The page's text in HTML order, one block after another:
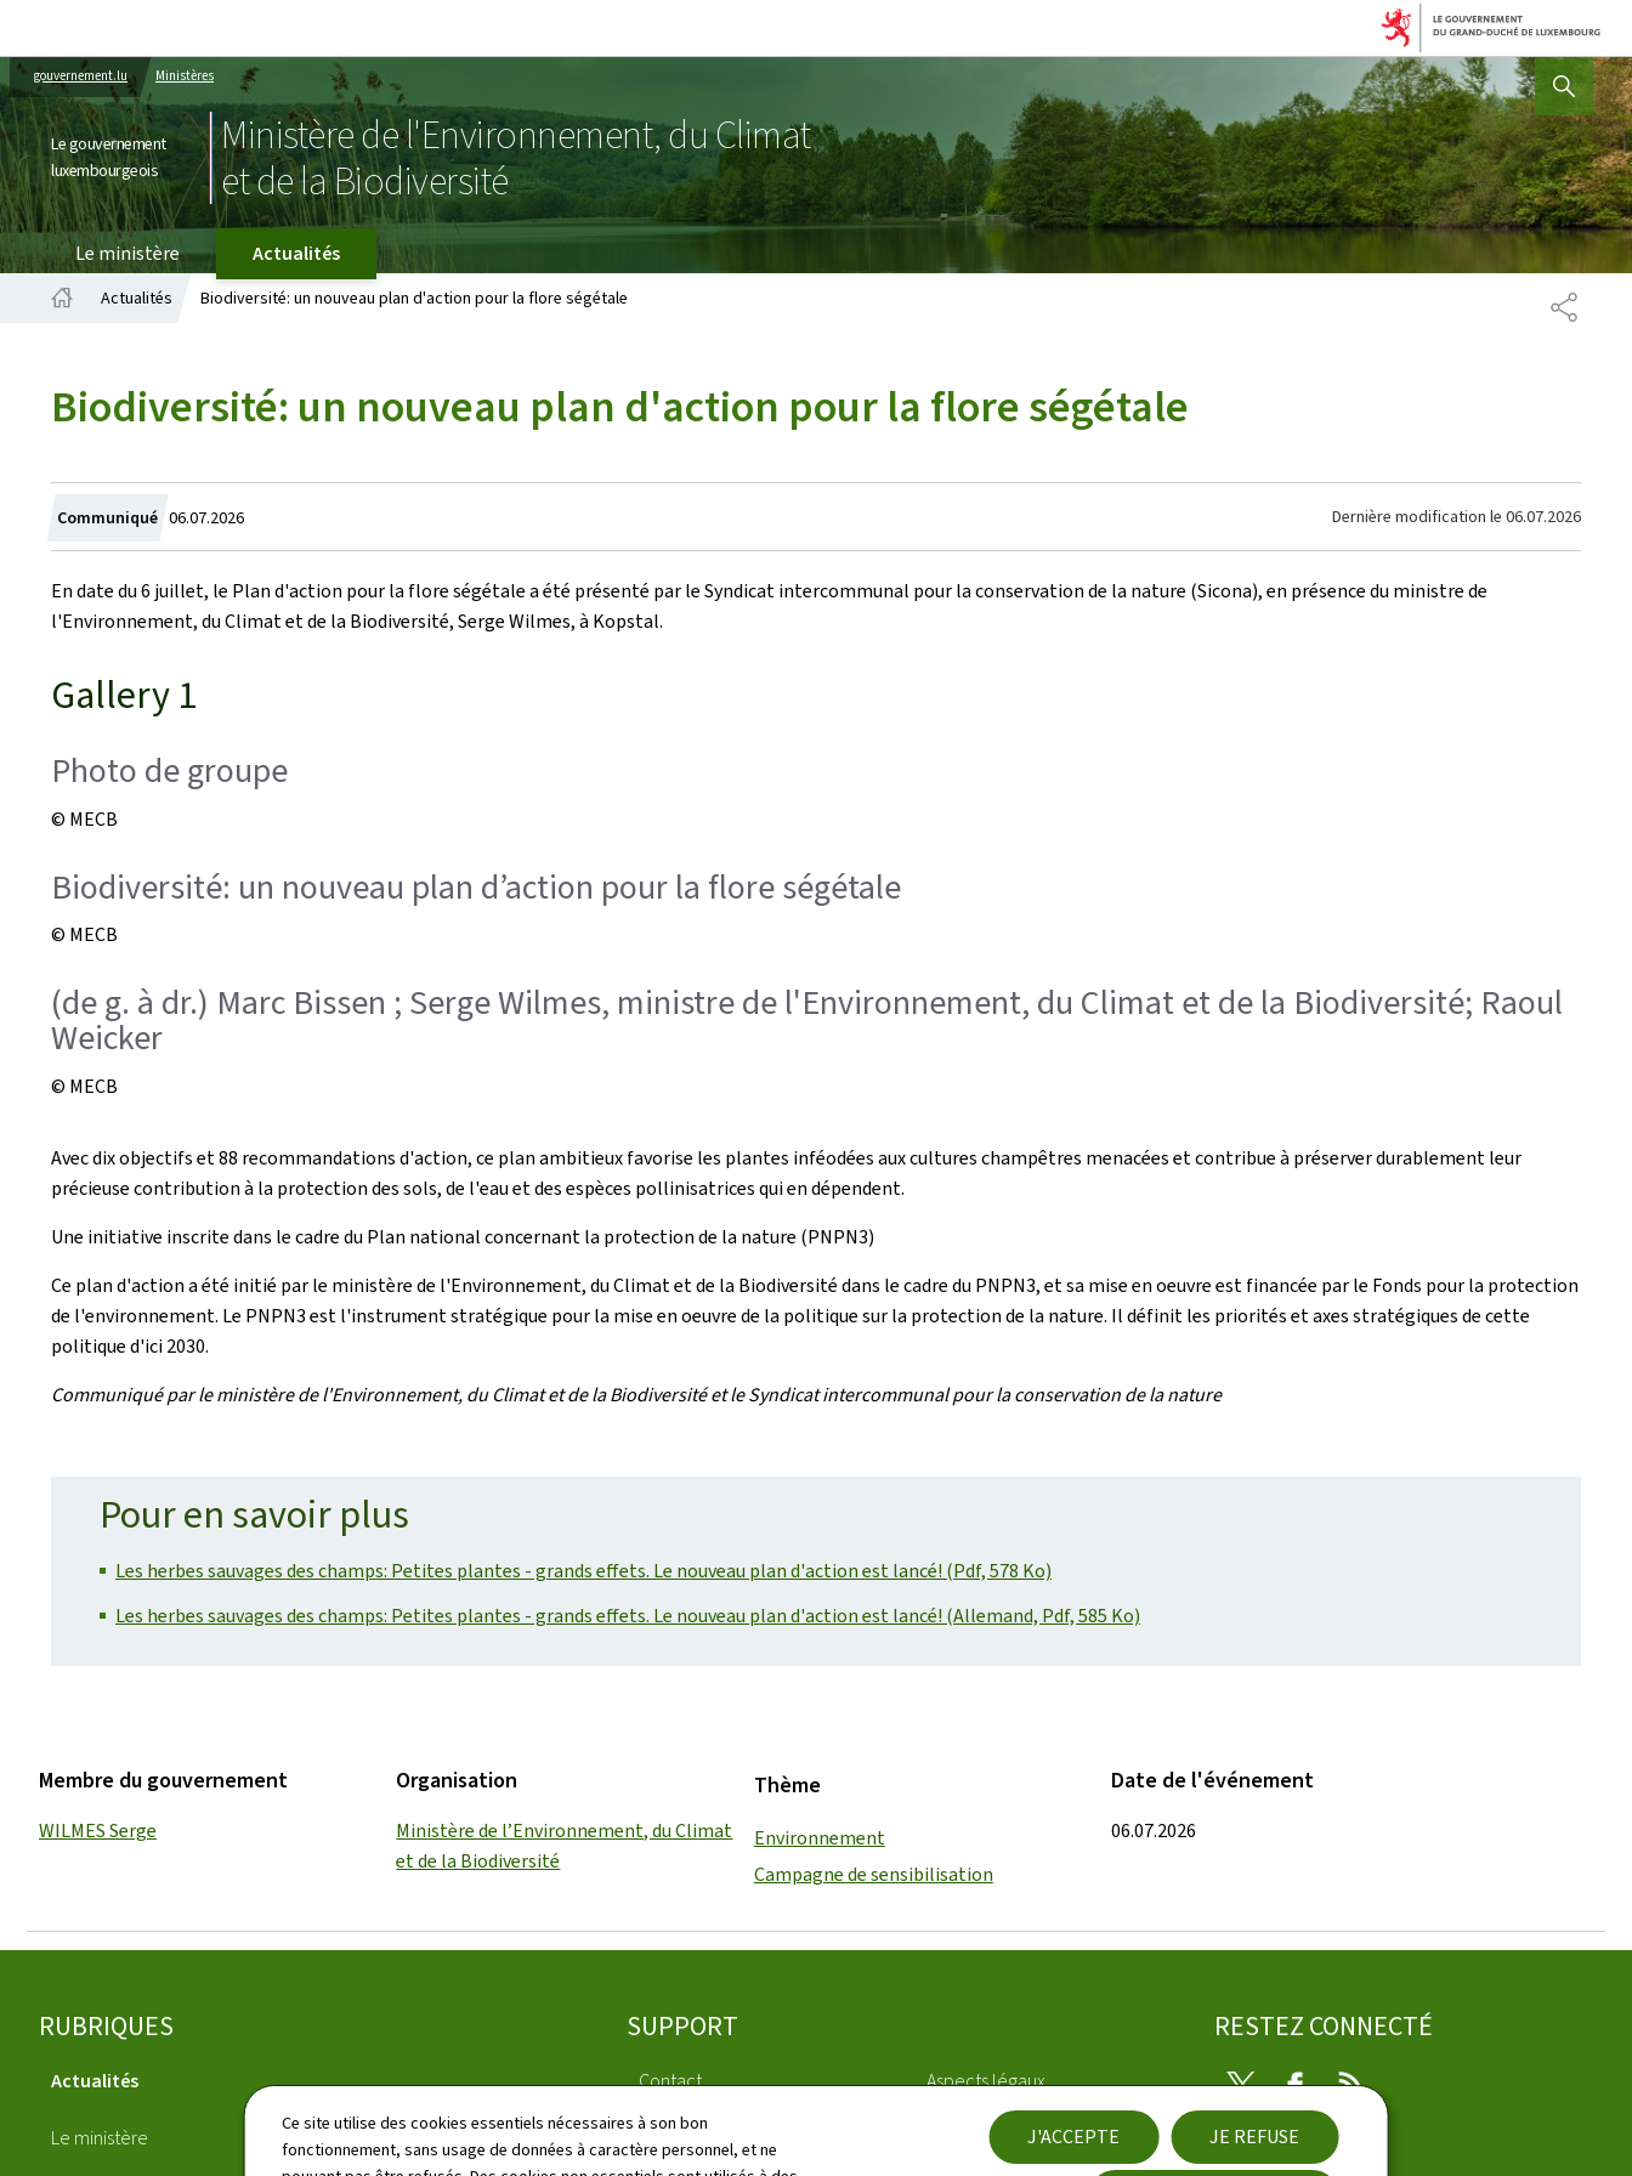
Ce site utilise des cookies essentiels nécessaires à son bon
fonctionnement, sans usage de données à caractère personnel, et ne
J'ACCEPTE JE REFUSE
gouvernement.lu Ministères
Le gouvernement
luxembourgeois
Ministère de l'Environnement, du Climat
et de la Biodiversité
AFFICHER / MASQUER
Le ministère
Actualités
Actualités Biodiversité: un nouveau plan d'action pour la flore ségétale
Biodiversité: un nouveau plan d'action pour la flore ségétale
Communiqué Crée
le
06.07.2026 Dernière modification le 06.07.2026
En date du 6 juillet, le Plan d'action pour la flore ségétale a été présenté par le Syndicat intercommunal pour la conservation de la nature (Sicona), en présence du ministre de
l'Environnement, du Climat et de la Biodiversité, Serge Wilmes, à Kopstal.
Gallery 1
Photo de groupe
© MECB
Biodiversité: un nouveau plan d’action pour la flore ségétale
© MECB
(de g. à dr.) Marc Bissen ; Serge Wilmes, ministre de l'Environnement, du Climat et de la Biodiversité; Raoul
Weicker
© MECB
Avec dix objectifs et 88 recommandations d'action, ce plan ambitieux favorise les plantes inféodées aux cultures champêtres menacées et contribue à préserver durablement leur
précieuse contribution à la protection des sols, de l'eau et des espèces pollinisatrices qui en dépendent.
Une initiative inscrite dans le cadre du Plan national concernant la protection de la nature (PNPN3)
Ce plan d'action a été initié par le ministère de l'Environnement, du Climat et de la Biodiversité dans le cadre du PNPN3, et sa mise en oeuvre est financée par le Fonds pour la protection
de l'environnement. Le PNPN3 est l'instrument stratégique pour la mise en oeuvre de la politique sur la protection de la nature. Il définit les priorités et axes stratégiques de cette
politique d'ici 2030.
Communiqué par le ministère de l'Environnement, du Climat et de la Biodiversité et le Syndicat intercommunal pour la conservation de la nature
Pour en savoir plus
Les herbes sauvages des champs: Petites plantes - grands effets. Le nouveau plan d'action est lancé! (Pdf, 578 Ko)
Les herbes sauvages des champs: Petites plantes - grands effets. Le nouveau plan d'action est lancé! (Allemand, Pdf, 585 Ko)
Membre du gouvernement
WILMES Serge
Organisation
Ministère de l’Environnement, du Climat
et de la Biodiversité
Thème
Environnement
Campagne de sensibilisation
Date de l'événement
06.07.2026
Pied
de
RUBRIQUES
Actualités
Le ministère
SUPPORT
Contact
Plan du site
Aspects légaux
Déclaration d'accessibilité
RESTEZ CONNECTÉ
TwitterFacebook
RSS